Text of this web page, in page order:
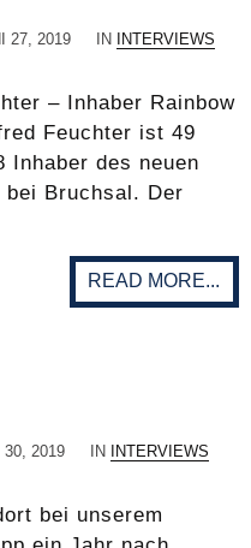
27, 2019 IN INTERVIEWS
– Inhaber Rainbow
Feuchter ist 49
Inhaber des neuen
Bruchsal. Der
READ MORE...
30, 2019 IN INTERVIEWS
bei unserem